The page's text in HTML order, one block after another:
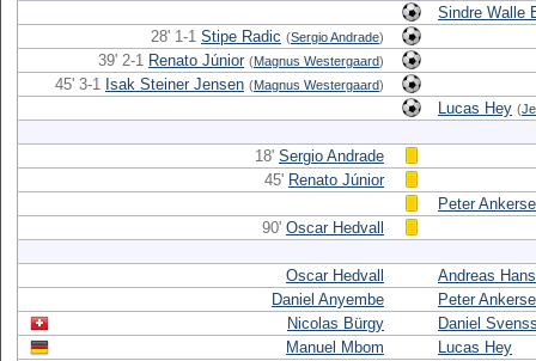
Sindre Walle
28' 1-1 Stipe Radic (Sergio Andrade)
39' 2-1 Renato Júnior (Magnus Westergaard)
45' 3-1 Isak Steiner Jensen (Magnus Westergaard)
Lucas Hey (
18' Sergio Andrade
45' Renato Júnior
Peter
90' Oscar Hedvall
Oscar Hedvall
Andreas
Daniel Anyembe
Peter
Nicolas Bürgy
Daniel
Manuel Mbom
Lucas Hey